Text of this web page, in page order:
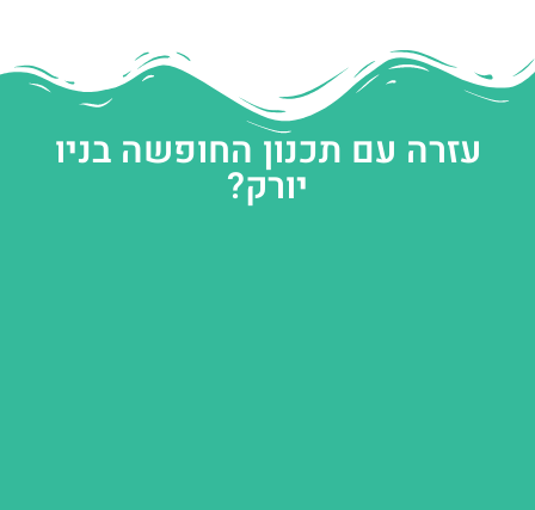
עזרה עם תכנון החופשה בניו
יורק?